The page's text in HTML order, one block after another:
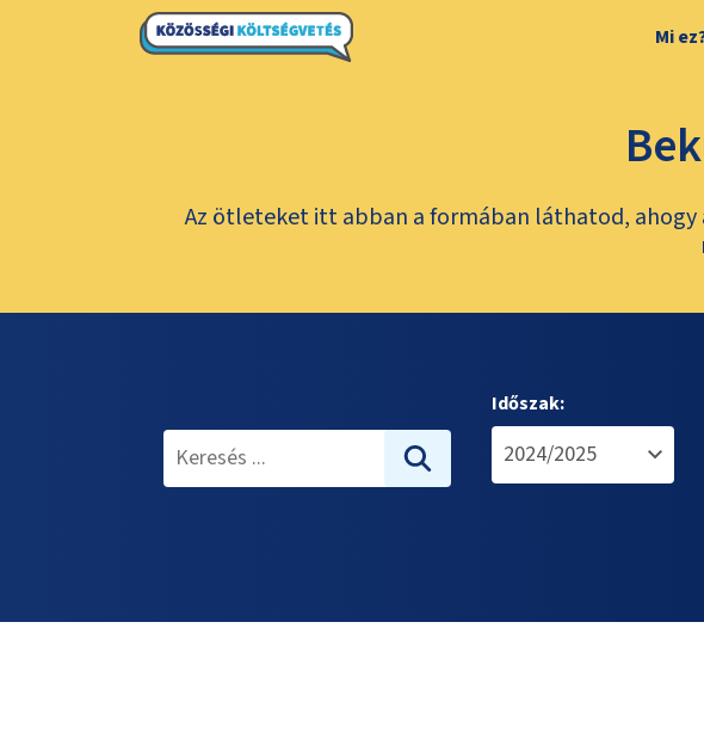
Mi
Az ötleteket itt abban a formában láthatod, ahogy
Időszak: